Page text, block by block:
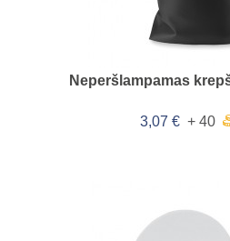
Neperšlampamas
3,07 € + 40